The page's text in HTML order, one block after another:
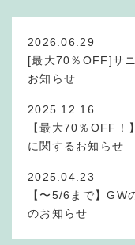
2026.06.29
[最大70％OFF]サ
お知らせ
2025.12.16
【最大70％OFF！
に関するお知らせ
2025.04.23
【〜5/6まで】GW
のお知らせ